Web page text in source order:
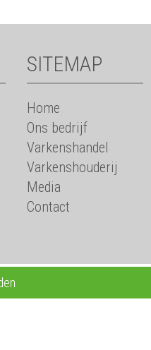
SITEMAP
Home
Ons bedrijf
Varkenshandel
Varkenshouderij
Media
Contact